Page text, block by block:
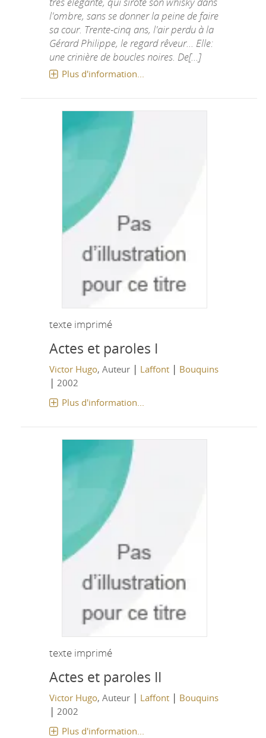
l'ombre, sans se donner la peine de faire
sa cour. Trente-cinq ans, l'air perdu à la
Gérard Philippe, le regard rêveur... Elle:
une crinière de boucles noires. De[...]
Plus d'information...
texte imprimé
Actes et paroles I
Victor Hugo, Auteur | Laffont| Bouquins
| 2002
Plus d'information...
texte imprimé
Actes et paroles II
Victor Hugo, Auteur | Laffont| Bouquins
| 2002
Plus d'information...